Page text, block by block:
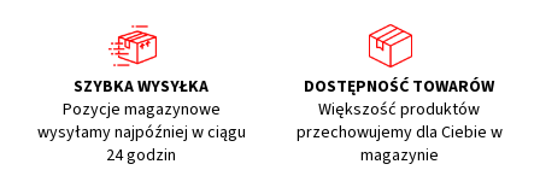
SZYBKA WYSYŁKA
Pozycje magazynowe
wysyłamy najpóźniej w ciągu
24 godzin
DOSTĘPNOŚĆ TOWARÓW
Większość produktów
przechowujemy dla Ciebie w
magazynie